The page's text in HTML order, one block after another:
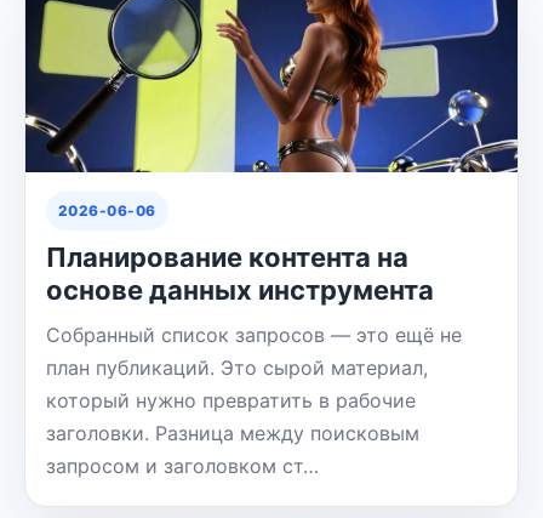
2026-06-06
Планирование контента на
основе данных инструмента
Собранный список запросов — это ещё не
план публикаций. Это сырой материал,
который нужно превратить в рабочие
заголовки. Разница между поисковым
запросом и заголовком ст…